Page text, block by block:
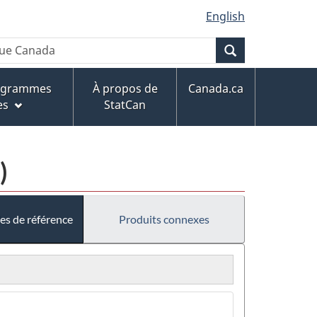
English
À propos de
StatCan
Canada.ca
de référence Produits connexes